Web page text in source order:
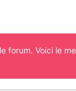
forum. Voici le